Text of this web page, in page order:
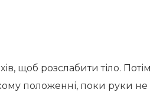
щоб розслабити тіло. Потім
положенні, поки руки не